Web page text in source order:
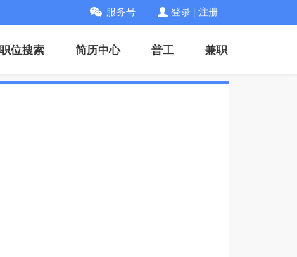
服务号 登录 注册
职位搜索 简历中心 普工 兼职